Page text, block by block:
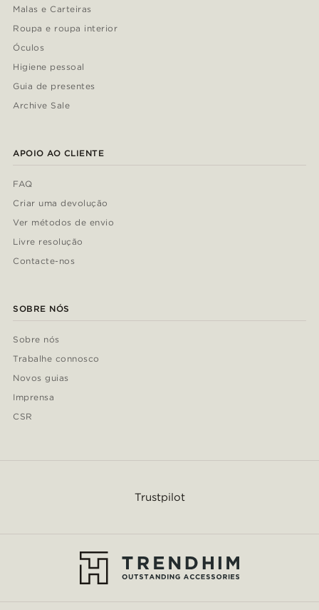
Malas e Carteiras
Roupa e roupa interior
Óculos
Higiene pessoal
Guia de presentes
Archive Sale
APOIO AO CLIENTE
FAQ
Criar uma devolução
Ver métodos de envio
Livre resolução
Contacte-nos
SOBRE NÓS
Sobre nós
Trabalhe connosco
Novos guias
Imprensa
CSR
Trustpilot